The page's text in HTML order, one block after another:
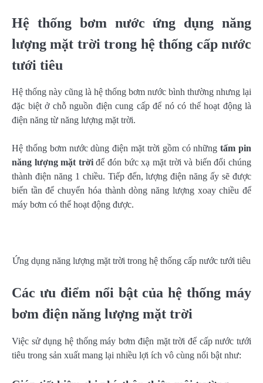
Hệ thống bơm nước ứng dụng năng
lượng mặt trời trong hệ thống cấp nước
tưới tiêu
Hệ thống này cũng là hệ thống bơm nước bình thường nhưng lại
đặc biệt ở chỗ nguồn điện cung cấp để nó có thể hoạt động là
điện năng từ năng lượng mặt trời.
Hệ thống bơm nước dùng điện mặt trời gồm có nhữngtấm pin
năng lượng mặt trờiđể đón bức xạ mặt trời và biến đổi chúng
thành điện năng 1 chiều. Tiếp đến, lượng điện năng ấy sẽ được
biến tần để chuyển hóa thành dòng năng lượng xoay chiều để
máy bơm có thể hoạt động được.
Ứng dụng năng lượng mặt trời trong hệ thống cấp nước tưới tiêu
Các ưu điểm nổi bật của hệ thống máy
bơm điện năng lượng mặt trời
Việc sử dụng hệ thống máy bơm điện mặt trời để cấp nước tưới
tiêu trong sản xuất mang lại nhiều lợi ích vô cùng nổi bật như: